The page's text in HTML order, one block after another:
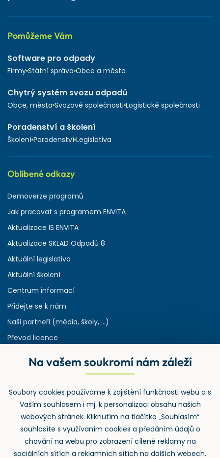
Pomůžeme Vám
Software pro odpady
Firmy Státní správa Obce a města
Chytrý systém svozu odpadů
Obce, města Svozové společnosti Logistické společnosti
Poradenství a školení
Školení Poradenství Legislativa
Oblíbené odkazy
Demoverze programů
Jak pracovat s programem ENVITA
Aktualizace IS ENVITA
Aktualizace SKLAD Odpadů 8
Aktuální legislativa
Aktuální školení
Centrum informací
Přidejte se k nám
Naši partneři (média, školy, ...)
Převod licence
Rejstřík používaných zkratek v odpadech
Zpětný odběr
Na vašem soukromí nám záleží
Soubory cookies používáme k zajištění funkčnosti webu a s
Vaším souhlasem i mj. k personalizaci obsahu našich
webových stránek. Kliknutím na tlačítko „Souhlasím“
souhlasíte s využívaním cookies a předáním údajů o
chování na webu pro zobrazení cílené reklamy na
sociálních sítích a reklamních sítích na dalších webech.